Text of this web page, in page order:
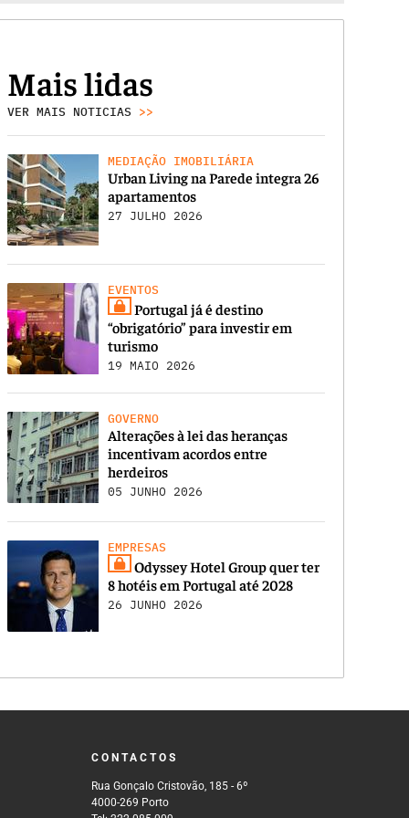
Mais lidas
VER MAIS NOTICIAS >>
MEDIAÇÃO IMOBILIÁRIA
Urban Living na Parede integra 26
apartamentos
27 JULHO 2026
EVENTOS
Portugal já é destino
“obrigatório” para investir em
turismo
19 MAIO 2026
GOVERNO
Alterações à lei das heranças
incentivam acordos entre
herdeiros
05 JUNHO 2026
EMPRESAS
Odyssey Hotel Group quer ter
8 hotéis em Portugal até 2028
26 JUNHO 2026
CONTACTOS
Rua Gonçalo Cristovão, 185 - 6º
4000-269 Porto